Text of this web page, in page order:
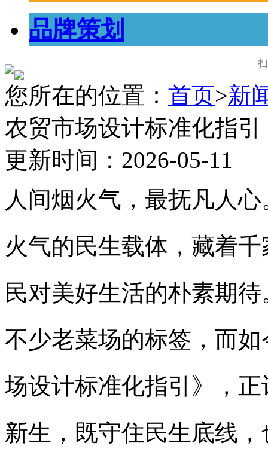
品牌策划
您所在的位置： 首页>新
农贸市场设计标准化指
更新时间：2026-05-11
人间烟火气，最抚凡人心
火气的民生载体，藏着
民对美好生活的朴素期
不少老菜场的标签，而
场设计标准化指引》，
新生，既守住民生底线